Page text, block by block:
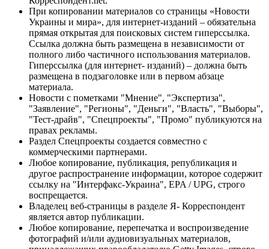
При копировании материалов со страницы «Новости
Украины и мира», для интернет-изданий – обязательна
прямая открытая для поисковых систем гиперссылка.
Ссылка должна быть размещена в независимости от
полного либо частичного использования материалов.
Гиперссылка (для интернет- изданий) – должна быть
размещена в подзаголовке или в первом абзаце
материала.
Новости с пометками "Мнение", "Экспертиза",
"Заявление", "Регионы", "Деньги", "Власть", "Выборы",
"Тест-драйв", "Спецпроекты", "Промо" публикуются на
правах рекламы.
Раздел Спецпроекты создается совместно с
коммерческими партнерами.
Любое копирование, публикация, републикация и
другое распространение информации, которое содержит
ссылку на "Интерфакс-Украина", EPA / UPG, строго
воспрещается.
Владелец веб-страницы в разделе Я- Корреспондент
является автор публикации.
Любое копирование, перепечатка и воспроизведение
фотографий и/или аудиовизуальных материалов,